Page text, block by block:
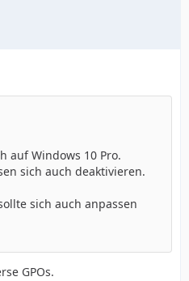
auf Windows 10 Pro.
sich auch deaktivieren.
sich auch anpassen
GPOs.